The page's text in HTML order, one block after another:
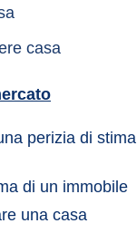
perizia di stima
casa